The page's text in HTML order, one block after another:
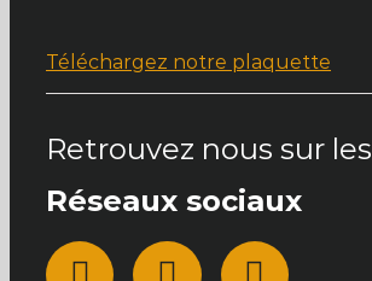
Téléchargez notre plaquette
Retrouvez nous sur les
Réseaux sociaux